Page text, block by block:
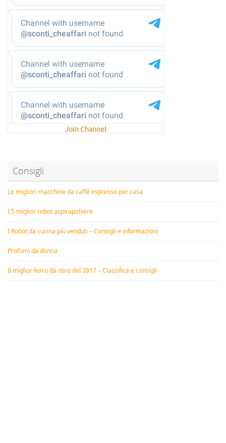
Join Channel
Consigli
Le migliori macchine da caffè espresso per casa
I 5 miglior robot aspirapolvere
I Robot da cucina più venduti – Consigli e informazioni
Profumi da donna
Il miglior ferro da stiro del 2017 – Classifica e consigli